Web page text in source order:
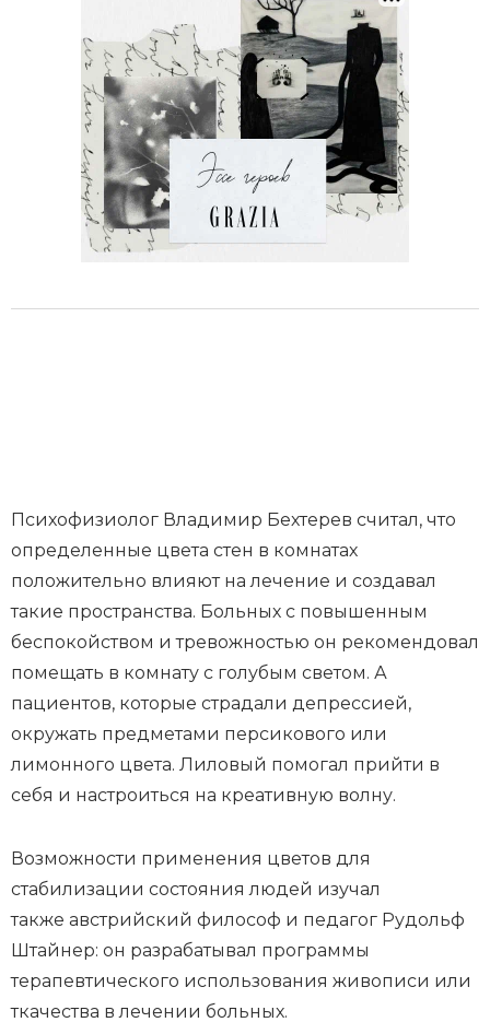
Психофизиолог Владимир Бехтерев считал, что
определенные цвета стен в комнатах
положительно влияют на лечение и создавал
такие пространства. Больных с повышенным
беспокойством и тревожностью он рекомендовал
помещать в комнату с голубым светом. А
пациентов, которые страдали депрессией,
окружать предметами персикового или
лимонного цвета. Лиловый помогал прийти в
себя и настроиться на креативную волну.
Возможности применения цветов для
стабилизации состояния людей изучал
также австрийский философ и педагог Рудольф
Штайнер: он разрабатывал программы
терапевтического использования живописи или
ткачества в лечении больных.